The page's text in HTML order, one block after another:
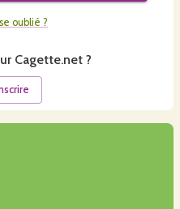
oublié ?
Cagette.net ?